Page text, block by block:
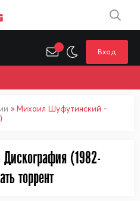
» Михаил Шуфутинский -
(1982-
торрент
Вход